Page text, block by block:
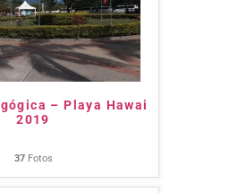
– Playa Hawai
2019
37Fotos